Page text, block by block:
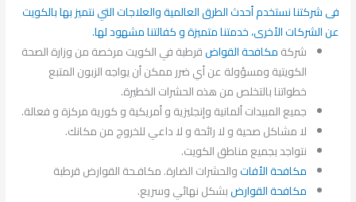
فى شركتنا نستخدم أحدث الطرق العالمية والعلاجات التي نتميز بها بالكويت
عن الشركات الأخرى، خدمتنا متميزة و كفالتنا مشهود لها.
شركةمكافحة القواضقرطبة في الكويت مرخصة من وزارة الصحة
الكويتية ومسؤولة عن أي ضرر ممكن أن يواجه الزبون المتبع
خطواتنا بالتخلص من هذه الحشرات الخطيرة.
جميع المبيدات ألمانية وإنجليزية و أمريكية و كورية مركزة و فعالة.
لا مشاكل صحية و لا رائحة و لا داعي للخروج من مكانك.
نتواجد بجميع مناطق الكويت.
مكافحة الأفاتوالحشرات الضارة. مكافـحة القوارض قرطبة
مكافحة القوارضبشكل نهائي وسريع.